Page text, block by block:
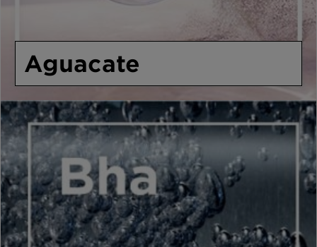
Aguacate